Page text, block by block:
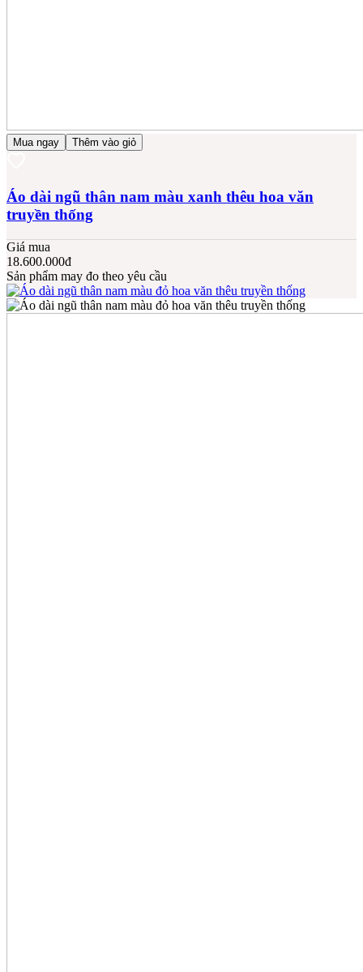
Mua ngay Thêm vào giỏ
Áo dài ngũ thân nam màu xanh thêu hoa văn
truyền thống
Giá mua
18.600.000đ
Sản phẩm may đo theo yêu cầu